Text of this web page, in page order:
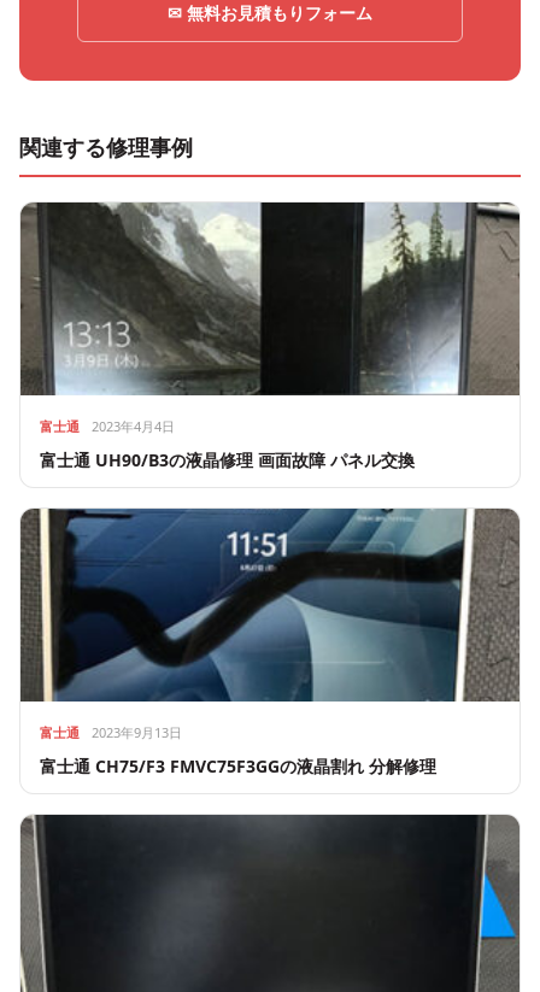
✉ 無料お見積もりフォーム
関連する修理事例
富士通 2023年4月4日
富士通 UH90/B3の液晶修理 画面故障 パネル交換
富士通 2023年9月13日
富士通 CH75/F3 FMVC75F3GGの液晶割れ 分解修理